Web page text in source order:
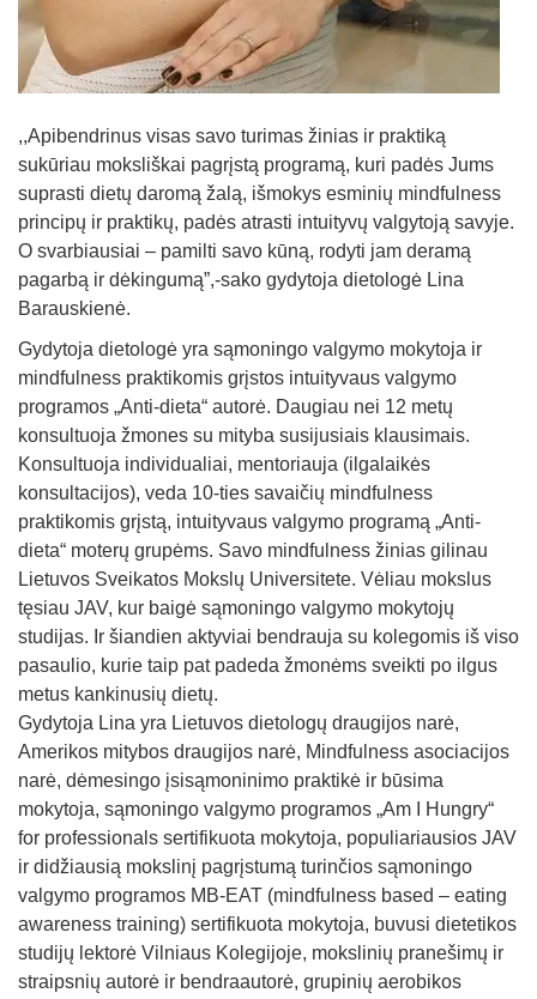
,,Apibendrinus visas savo turimas žinias ir praktiką
sukūriau moksliškai pagrįstą programą, kuri padės Jums
suprasti dietų daromą žalą, išmokys esminių mindfulness
principų ir praktikų, padės atrasti intuityvų valgytoją savyje.
O svarbiausiai – pamilti savo kūną, rodyti jam deramą
pagarbą ir dėkingumą”,-sako gydytoja dietologė Lina
Barauskienė.
Gydytoja dietologė yra sąmoningo valgymo mokytoja ir
mindfulness praktikomis grįstos intuityvaus valgymo
programos „Anti-dieta“ autorė. Daugiau nei 12 metų
konsultuoja žmones su mityba susijusiais klausimais.
Konsultuoja individualiai, mentoriauja (ilgalaikės
konsultacijos), veda 10-ties savaičių mindfulness
praktikomis grįstą, intuityvaus valgymo programą „Anti-
dieta“ moterų grupėms. Savo mindfulness žinias gilinau
Lietuvos Sveikatos Mokslų Universitete. Vėliau mokslus
tęsiau JAV, kur baigė sąmoningo valgymo mokytojų
studijas. Ir šiandien aktyviai bendrauja su kolegomis iš viso
pasaulio, kurie taip pat padeda žmonėms sveikti po ilgus
metus kankinusių dietų.
Gydytoja Lina yra Lietuvos dietologų draugijos narė,
Amerikos mitybos draugijos narė, Mindfulness asociacijos
narė, dėmesingo įsisąmoninimo praktikė ir būsima
mokytoja, sąmoningo valgymo programos „Am I Hungry“
for professionals sertifikuota mokytoja, populiariausios JAV
ir didžiausią mokslinį pagrįstumą turinčios sąmoningo
valgymo programos MB-EAT (mindfulness based – eating
awareness training) sertifikuota mokytoja, buvusi dietetikos
studijų lektorė Vilniaus Kolegijoje, mokslinių pranešimų ir
straipsnių autorė ir bendraautorė, grupinių aerobikos